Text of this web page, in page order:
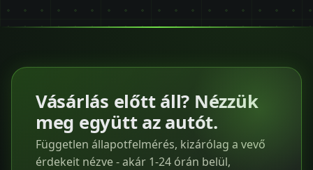
Vásárlás előtt áll? Nézzük
meg együtt az autót.
Független állapotfelmérés, kizárólag a vevő
érdekeit nézve - akár 1-24 órán belül,